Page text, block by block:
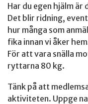
Har du egen hjälm är
Det blir ridning,
hur många som
fika innan vi åker
För att vara snälla
ryttarna 80 kg.
Tänk på att
aktiviteten. Uppge